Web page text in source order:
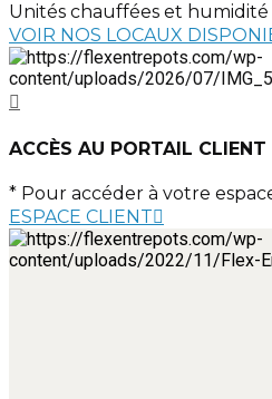
Unités chauffées et
VOIR NOS LOCAUX
ACCÈS AU PORTAIL CLIENT
* Pour accéder à votre
ESPACE CLIENT